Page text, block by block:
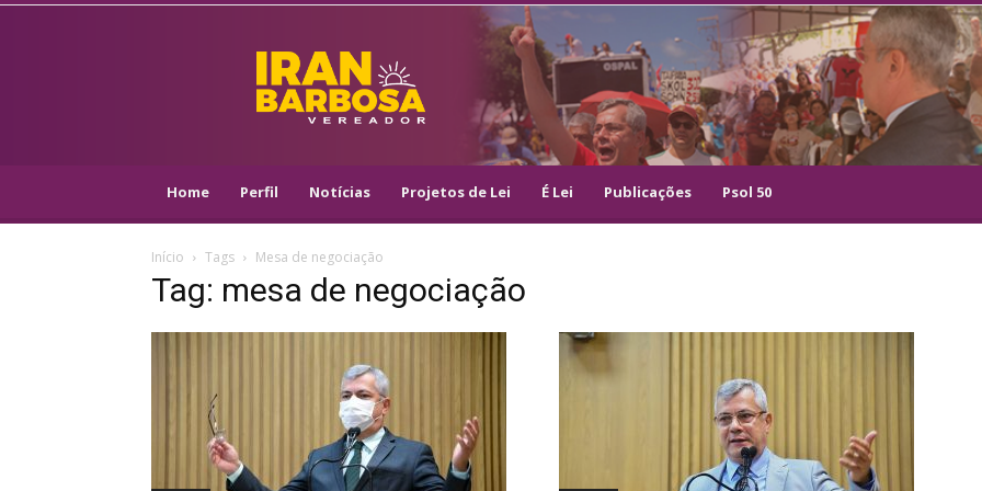
IRAN
BARBOSA
–
VEREADOR
–
Home Perfil Notícias Projetos de Lei É Lei Publicações Psol 50
Início Tags Mesa de negociação
Tag: mesa de negociação